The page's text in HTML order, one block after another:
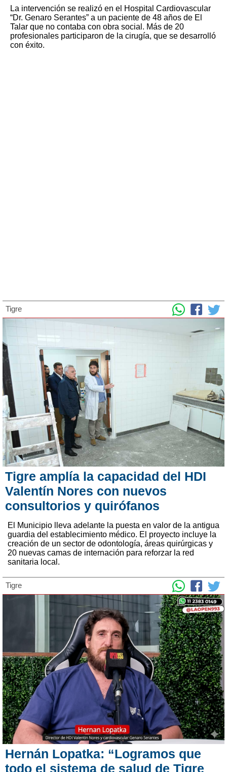
La intervención se realizó en el Hospital Cardiovascular
“Dr. Genaro Serantes” a un paciente de 48 años de El
Talar que no contaba con obra social. Más de 20
profesionales participaron de la cirugía, que se desarrolló
con éxito.
Tigre
Tigre amplía la capacidad del HDI
Valentín Nores con nuevos
consultorios y quirófanos
El Municipio lleva adelante la puesta en valor de la antigua
guardia del establecimiento médico. El proyecto incluye la
creación de un sector de odontología, áreas quirúrgicas y
20 nuevas camas de internación para reforzar la red
sanitaria local.
Tigre
Hernán Lopatka: “Logramos que
todo el sistema de salud de Tigre